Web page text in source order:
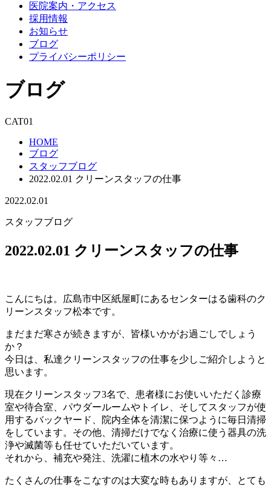
医院案内・アクセス
採用情報
お知らせ
ブログ
プライバシーポリシー
ブログ
CAT01
HOME
ブログ
スタッフブログ
2022.02.01 クリーンスタッフの仕事
2022.02.01
スタッフブログ
2022.02.01 クリーンスタッフの仕事
こんにちは。広島市中区紙屋町にあるセンターはる歯科のク
リーンスタッフ松本です。
まだまだ寒さが続きますが、皆様いかがお過ごしでしょう
か？
今日は、私達クリーンスタッフの仕事を少しご紹介しようと
思います。
現在クリーンスタッフ3名で、患者様にお使いいただく診療
室や待合室、パウダールームやトイレ、そしてスタッフが使
用するバックヤード、院内全体を清潔に保つように毎日清掃
をしています。その他、清掃だけでなく治療に使う器具の洗
浄や滅菌等も任せていただいています。
それから、補充や発注、洗濯に植木の水やり等々…
たくさんの仕事をこなすのは大変な時もありますが、とても